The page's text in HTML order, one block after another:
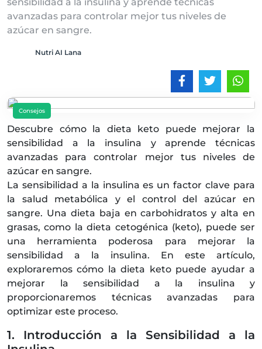
avanzadas para controlar mejor tus niveles de
azúcar en sangre.
Nutri AI Lana
Consejos
Descubre cómo la dieta keto puede mejorar la
sensibilidad a la insulina y aprende técnicas
avanzadas para controlar mejor tus niveles de
azúcar en sangre.
La sensibilidad a la insulina es un factor clave para
la salud metabólica y el control del azúcar en
sangre. Una dieta baja en carbohidratos y alta en
grasas, como la dieta cetogénica (keto), puede ser
una herramienta poderosa para mejorar la
sensibilidad a la insulina. En este artículo,
exploraremos cómo la dieta keto puede ayudar a
mejorar la sensibilidad a la insulina y
proporcionaremos técnicas avanzadas para
optimizar este proceso.
1. Introducción a la Sensibilidad a la